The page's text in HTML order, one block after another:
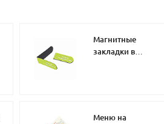
Магнитные
закладки в
Меню на